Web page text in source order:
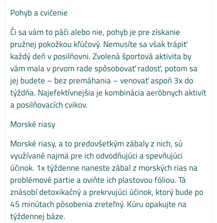
Pohyb a cvičenie
Či sa vám to páči alebo nie, pohyb je pre získanie
pružnej pokožkou kľúčový. Nemusíte sa však trápiť
každý deň v posilňovni. Zvolená športová aktivita by
vám mala v prvom rade spôsobovať radosť, potom sa
jej budete – bez premáhania – venovať aspoň 3x do
týždňa. Najefektívnejšia je kombinácia aeróbnych aktivít
a posilňovacích cvikov.
Morské riasy
Morské riasy, a to predovšetkým zábaly z nich, sú
využívané najmä pre ich odvodňujúci a spevňujúci
účinok. 1x týždenne naneste zábal z morských rias na
problémové partie a oviňte ich plastovou fóliou. Tá
znásobí detoxikačný a prekrvujúci účinok, ktorý bude po
45 minútach pôsobenia zreteľný. Kúru opakujte na
týždennej báze.